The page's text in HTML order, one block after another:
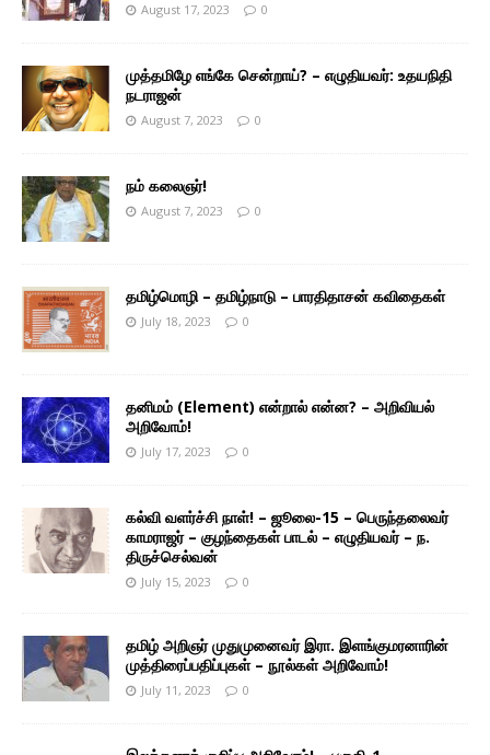
August 17, 2023 0
முத்தமிழே எங்கே சென்றாய்? – எழுதியவர்: உதயநிதி
நடராஜன்
August 7, 2023 0
நம் கலைஞர்!
August 7, 2023 0
தமிழ்மொழி – தமிழ்நாடு – பாரதிதாசன் கவிதைகள்
July 18, 2023 0
தனிமம் (Element) என்றால் என்ன? – அறிவியல்
அறிவோம்!
July 17, 2023 0
கல்வி வளர்ச்சி நாள்! – ஜூலை-15 – பெருந்தலைவர்
காமராஜர் – குழந்தைகள் பாடல் – எழுதியவர் – ந.
திருச்செல்வன்
July 15, 2023 0
தமிழ் அறிஞர் முதுமுனைவர் இரா. இளங்குமரனாரின்
முத்திரைப்பதிப்புகள் – நூல்கள் அறிவோம்!
July 11, 2023 0